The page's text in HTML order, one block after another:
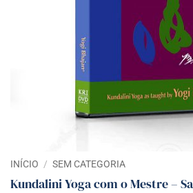
INÍCIO / SEM CATEGORIA
Kundalini Yoga com o Mestre –